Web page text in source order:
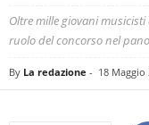
Oltre mille giovani
ruolo del concorso nel
By La redazione - 18 Maggio